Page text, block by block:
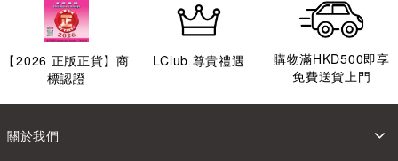
【2026 正版正貨】商
標認證
LClub 尊貴禮遇
購物滿HKD500即享
免費送貨上門
關於我們